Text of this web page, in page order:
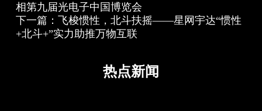
相第九届光电子中国博览会
下一篇：飞梭惯性，北斗扶摇——星网宇达“惯性
+北斗+”实力助推万物互联
热点新闻